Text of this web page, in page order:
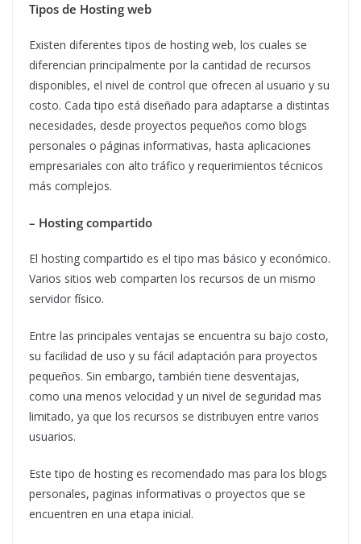
Tipos de Hosting web
Existen diferentes tipos de hosting web, los cuales se
diferencian principalmente por la cantidad de recursos
disponibles, el nivel de control que ofrecen al usuario y su
costo. Cada tipo está diseñado para adaptarse a distintas
necesidades, desde proyectos pequeños como blogs
personales o páginas informativas, hasta aplicaciones
empresariales con alto tráfico y requerimientos técnicos
más complejos.
– Hosting compartido
El hosting compartido es el tipo mas básico y económico.
Varios sitios web comparten los recursos de un mismo
servidor físico.
Entre las principales ventajas se encuentra su bajo costo,
su facilidad de uso y su fácil adaptación para proyectos
pequeños. Sin embargo, también tiene desventajas,
como una menos velocidad y un nivel de seguridad mas
limitado, ya que los recursos se distribuyen entre varios
usuarios.
Este tipo de hosting es recomendado mas para los blogs
personales, paginas informativas o proyectos que se
encuentren en una etapa inicial.